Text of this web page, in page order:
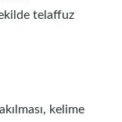
telaffuz
kelime